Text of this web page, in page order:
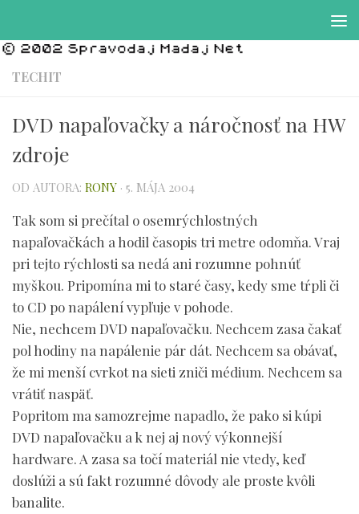
TECHIT
DVD napaľovačky a náročnosť na HW
zdroje
OD AUTORA: RONY · 5. MÁJA 2004
Tak som si prečítal o osemrýchlostných
napaľovačkách a hodil časopis tri metre odomňa. Vraj
pri tejto rýchlosti sa nedá ani rozumne pohnúť
myškou. Pripomína mi to staré časy, kedy sme tŕpli či
to CD po napálení vypľuje v pohode.
Nie, nechcem DVD napaľovačku. Nechcem zasa čakať
pol hodiny na napálenie pár dát. Nechcem sa obávať,
že mi menší cvrkot na sieti zniči médium. Nechcem sa
vrátiť naspäť.
Popritom ma samozrejme napadlo, že pako si kúpi
DVD napaľovačku a k nej aj nový výkonnejší
hardware. A zasa sa točí materiál nie vtedy, keď
doslúži a sú fakt rozumné dôvody ale proste kvôli
banalite.